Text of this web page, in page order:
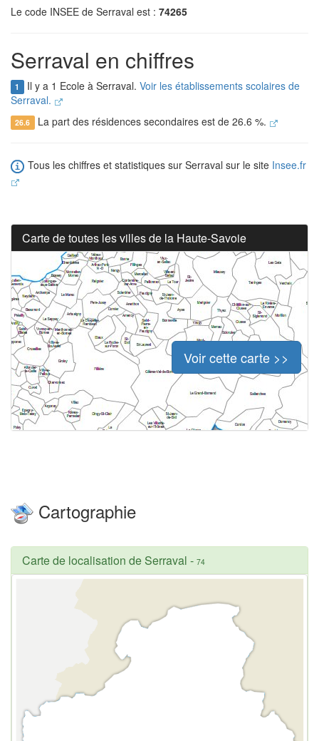
Le code INSEE de Serraval est : 74265
Serraval en chiffres
1 Il y a 1 Ecole à Serraval. Voir les établissements scolaires de
Serraval.
26.6 La part des résidences secondaires est de 26.6 %.
Tous les chiffres et statistiques sur Serraval sur le site Insee.fr
Carte de toutes les villes de la Haute-Savoie
Voir cette carte >>
Cartographie
Carte de localisation de Serraval - 74